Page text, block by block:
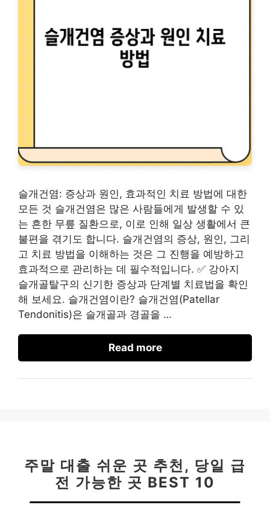
슬개건염: 증상과 원인, 효과적인 치료 방법에 대한
모든 것 슬개건염은 많은 사람들에게 발생할 수 있
는 흔한 무릎 질환으로, 이로 인해 일상 생활에서 큰
불편을 겪기도 합니다. 슬개건염의 증상, 원인, 그리
고 치료 방법을 이해하는 것은 그 진행을 예방하고
효과적으로 관리하는 데 필수적입니다. ✅ 강아지
슬개골탈구의 신기한 증상과 단계별 치료법을 확인
해 보세요. 슬개건염이란? 슬개건염(Patellar
Tendonitis)은 슬개골과 경골을 …
Read more
주말 대출 쉬운 곳 추천, 당일 급
전 가능한 곳 BEST 10